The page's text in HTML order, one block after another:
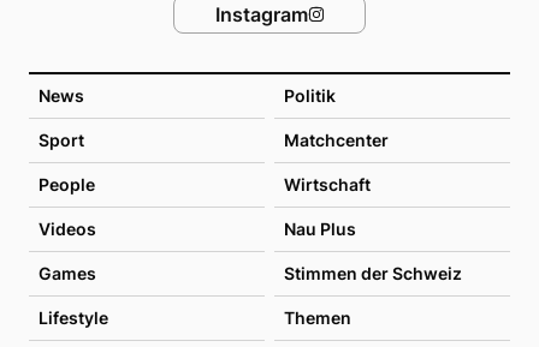
News Politik
Sport Matchcenter
People Wirtschaft
Videos Nau Plus
Games Stimmen der Schweiz
Lifestyle Themen
Instagram